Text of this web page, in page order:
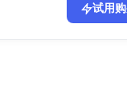
试用